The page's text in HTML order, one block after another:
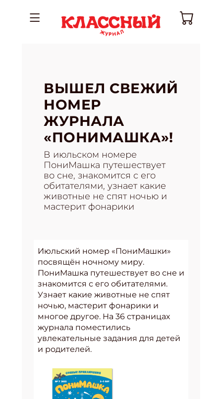
ВЫШЕЛ СВЕЖИЙ
НОМЕР
ЖУРНАЛА
«ПОНИМАШКА»!
В июльском номере
ПониМашка путешествует
во сне, знакомится с его
обитателями, узнает какие
животные не спят ночью и
мастерит фонарики
Июльский номер «ПониМашки»
посвящён ночному миру.
ПониМашка путешествует во сне и
знакомится с его обитателями.
Узнает какие животные не спят
ночью, мастерит фонарики и
многое другое. На 36 страницах
журнала поместились
увлекательные задания для детей
и родителей.